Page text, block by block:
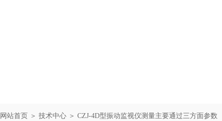
网站首页 ＞ 技术中心 ＞ CZJ-4D型振动监视仪测量主要通过三方面参数